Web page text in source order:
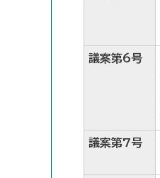
議案第6号
議案第7号